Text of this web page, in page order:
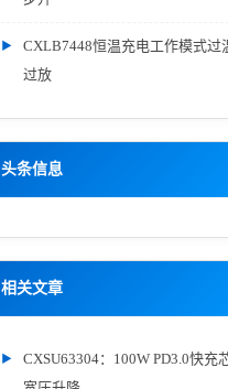
CXLB7448恒温充电工作模式过
过放
头条信息
相关文章
CXSU63304：100W PD3.0快充